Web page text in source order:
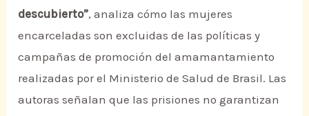
descubierto”, analiza cómo las mujeres
encarceladas son excluidas de las políticas y
campañas de promoción del amamantamiento
realizadas por el Ministerio de Salud de Brasil. Las
autoras señalan que las prisiones no garantizan